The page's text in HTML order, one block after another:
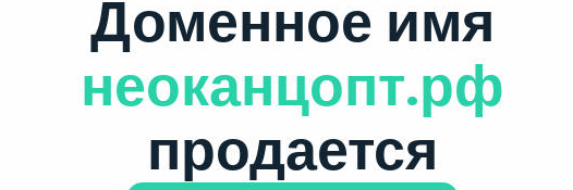
Доменное имя
неоканцопт.рф
продается